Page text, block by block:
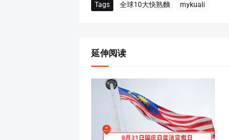
Tags 全球10大快熟麵 mykuali
延伸阅读